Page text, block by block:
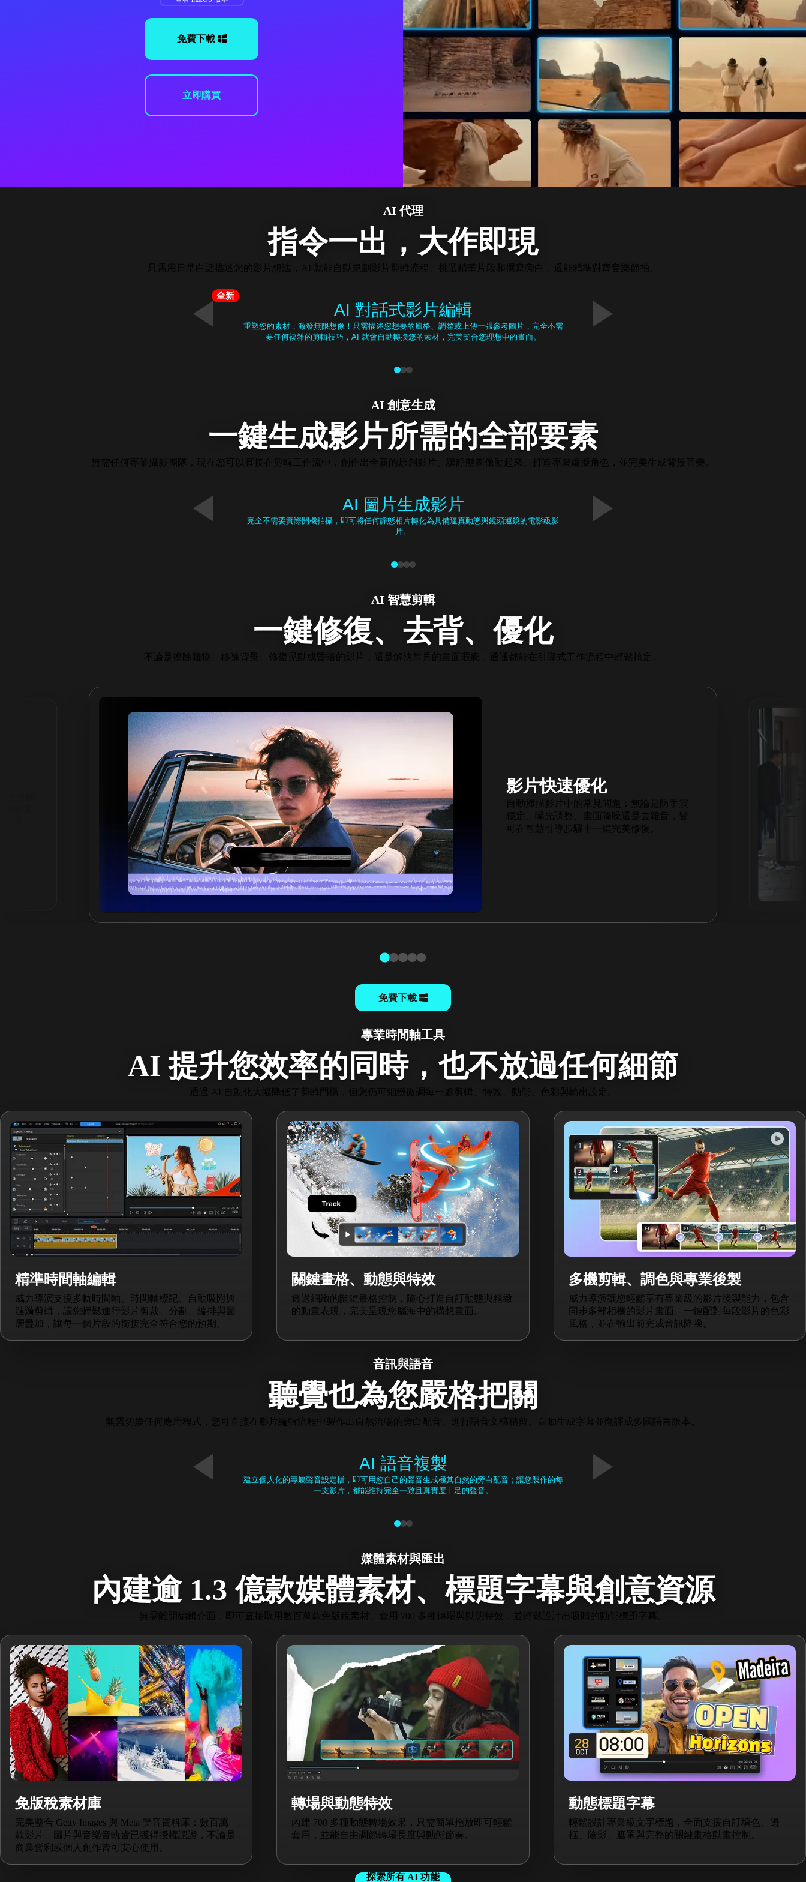
免費下載
立即購買
AI 代理
指令一出，大作即現
只需用日常白話描述您的影片想法，AI 就能自動規劃影片剪輯流程、挑選精華片段和撰寫旁白，還能精準對齊音樂節拍。
全新
AI 對話式影片編輯
重塑您的素材，激發無限想像！只需描述您想要的風格、調整或上傳一張參考圖片，完全不需
要任何複雜的剪輯技巧，AI 就會自動轉換您的素材，完美契合您理想中的畫面。
AI 創意生成
一鍵生成影片所需的全部要素
無需任何專業攝影團隊，現在您可以直接在剪輯工作流中，創作出全新的原創影片、讓靜態圖像動起來、打造專屬虛擬角色，並完美生成背景音樂。
AI 圖片生成影片
完全不需要實際開機拍攝，即可將任何靜態相片轉化為具備逼真動態與鏡頭運鏡的電影級影
片。
AI 智慧剪輯
一鍵修復、去背、優化
不論是擦除雜物、移除背景、修復晃動或昏暗的影片，還是解決常見的畫面瑕疵，通通都能在引導式工作流程中輕鬆搞定。
AI 影片物件移除
瞬間移除不想要的人物或物件，即使主體在
移動中也能完美處理；無需重新拍攝或手動
剪輯，即可獲得乾淨、無縫的畫面，拯救原
本無法使用的片段。
免費下載
專業時間軸工具
AI 提升您效率的同時，也不放過任何細節
透過 AI 自動化大幅降低了剪輯門檻，但您仍可細緻微調每一處剪輯、特效、動態、色彩與輸出設定。
精準時間軸編輯
威力導演支援多軌時間軸、時間軸標記、自動吸附與
漣漪剪輯，讓您輕鬆進行影片剪裁、分割、編排與圖
層疊加，讓每一個片段的銜接完全符合您的預期。
關鍵畫格、動態與特效
透過細緻的關鍵畫格控制，隨心打造自訂動態與精緻
的動畫表現，完美呈現您腦海中的構想畫面。
多機剪輯、調色與專業後製
威力導演讓您輕鬆享有專業級的影片後製能力，包含
同步多部相機的影片畫面、一鍵配對每段影片的色彩
風格，並在輸出前完成音訊降噪。
音訊與語音
聽覺也為您嚴格把關
無需切換任何應用程式，您可直接在影片編輯流程中製作出自然流暢的旁白配音、進行語音文稿精剪、自動生成字幕並翻譯成多國語言版本。
AI 語音複製
建立個人化的專屬聲音設定檔，即可用您自己的聲音生成極其自然的旁白配音；讓您製作的每
一支影片，都能維持完全一致且真實度十足的聲音。
媒體素材與匯出
內建逾 1.3 億款媒體素材、標題字幕與創意資源
無需離開編輯介面，即可直接取用數百萬款免版稅素材、套用 700 多種轉場與動態特效，並輕鬆設計出吸睛的動態標題字幕。
免版稅素材庫
完美整合 Getty Images 與 Meta 聲音資料庫：數百萬
款影片、圖片與音樂音軌皆已獲得授權認證，不論是
商業營利或個人創作皆可安心使用。
轉場與動態特效
內建 700 多種動態轉場效果，只需簡單拖放即可輕鬆
套用，並能自由調節轉場長度與動態節奏。
動態標題字幕
輕鬆設計專業級文字標題，全面支援自訂填色、邊
框、陰影、遮罩與完整的關鍵畫格動畫控制。
探索所有 AI 功能